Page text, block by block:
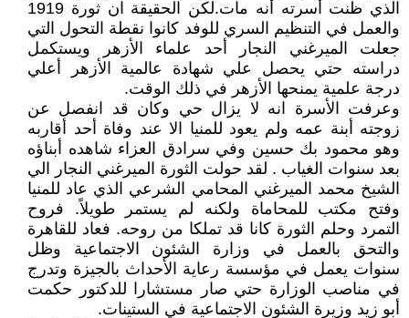
الذي ظنت أسرته أنه مات.لكن الحقيقة ان ثورة 1919
والعمل في التنظيم السري للوفد كانوا نقطة التحول التي
جعلت الميرغني النجار أحد علماء الأزهر ويستكمل
دراسته حتي يحصل علي شهادة عالمية الأزهر أعلي
درجة علمية يمنحها الأزهر في ذلك الوقت.
وعرفت الأسرة انه لا يزال حي وكان قد انفصل عن
زوجته أبنة عمه ولم يعود للمنيا الا عند وفاة أحد أقاربه
وهو محمود بك حسين وفي سرادق العزاء شاهده أبناؤه
بعد سنوات الغياب . لقد حولت الثورة الميرغني النجار الي
الشيخ محمد الميرغني المحامي الشرعي الذي عاد للمنيا
وفتح مكتب للمحاماة ولكنه لم يستمر طويلاً. فروح
التمرد وحلم الثورة كانا قد تملكا من روحه. فعاد للقاهرة
والتحق بالعمل في وزارة الشئون الاجتماعية وظل
سنوات يعمل في مؤسسة رعاية الأحداث بالجيزة وتدرج
في مناصب الوزارة حتي صار مستشارا للدكتور حكمت
أبو زيد وزيرة الشئون الاجتماعية في الستينات.